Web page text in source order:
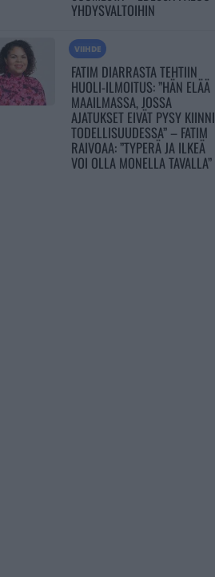
YHDYSVALTOIHIN
VIIHDE
FATIM DIARRASTA TEHTIIN
HUOLI-ILMOITUS: ”HÄN ELÄÄ
MAAILMASSA, JOSSA
AJATUKSET EIVÄT PYSY KIINNI
TODELLISUUDESSA” – FATIM
RAIVOAA: ”TYPERÄ JA ILKEÄ
VOI OLLA MONELLA TAVALLA”